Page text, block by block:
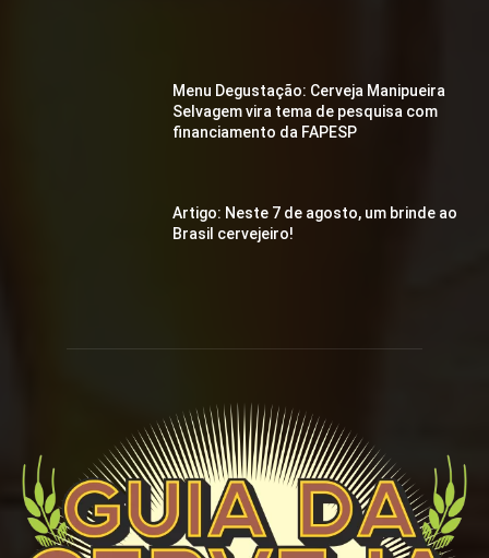
Menu Degustação: Cerveja Manipueira
Selvagem vira tema de pesquisa com
financiamento da FAPESP
Artigo: Neste 7 de agosto, um brinde ao
Brasil cervejeiro!